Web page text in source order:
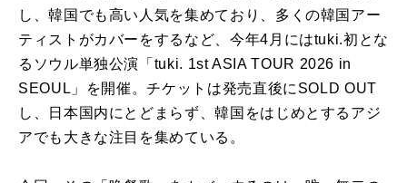
し、韓国でも高い人気を集めており、多くの韓国アー
ティストがカバーをするなど、今年4月にはtuki.初とな
るソウル単独公演「tuki. 1st ASIA TOUR 2026 in
SEOUL」を開催。チケットは発売直後にSOLD OUT
し、日本国内にとどまらず、韓国をはじめとするアジ
アでも大きな注目を集めている。